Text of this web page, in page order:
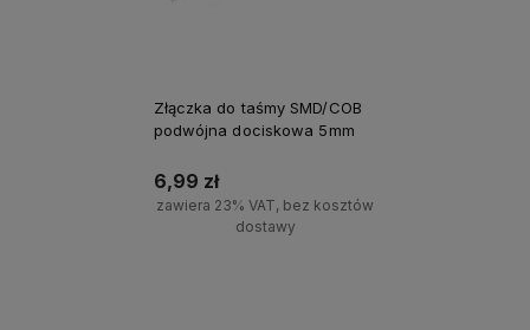
Złączka do taśmy SMD/COB
podwójna dociskowa 5mm
6,99 zł
zawiera 23% VAT, bez kosztów
dostawy